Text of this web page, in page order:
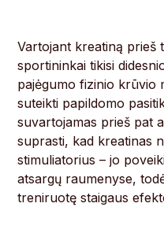
Vartojant kreatiną prieš
sportininkai tikisi
pajėgumo fizinio krūvio
suteikti papildomo
suvartojamas prieš pat
suprasti, kad kreatinas
stimuliatorius – jo
atsargų raumenyse,
treniruotę staigaus